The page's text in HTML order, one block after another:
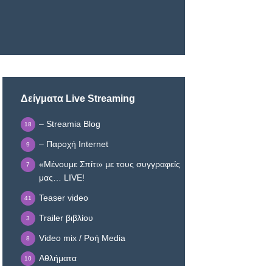
Δείγματα Live Streaming
– Streamia Blog
18
– Παροχή Internet
9
«Μένουμε Σπίτι» με τους συγγραφείς
μας… LIVE!
7
Teaser video
41
Trailer βιβλίου
3
Video mix / Ροή Media
8
Αθλήματα
10